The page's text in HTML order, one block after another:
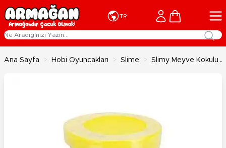
İçeriğe geç
TR Cart
Ana Sayfa > Hobi Oyuncakları > Slime > Slimy Meyve Kokulu